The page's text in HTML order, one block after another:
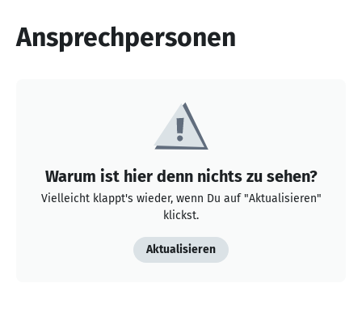
Ansprechpersonen
Warum ist hier denn nichts zu sehen?
Vielleicht klappt's wieder, wenn Du auf "Aktualisieren"
klickst.
Aktualisieren